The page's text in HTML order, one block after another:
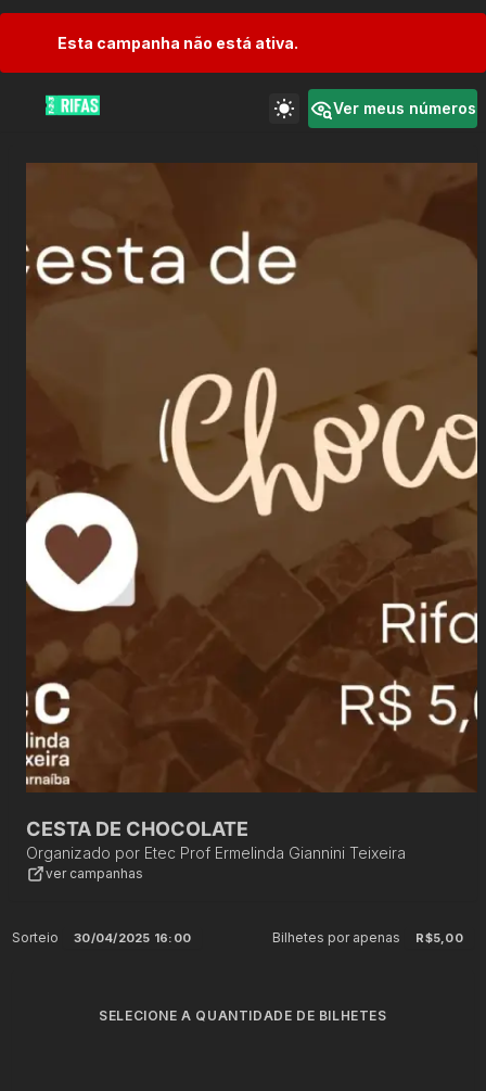
Esta campanha não está ativa.
Ver meus números
CESTA DE CHOCOLATE
Organizado por Etec Prof Ermelinda Giannini Teixeira
ver campanhas
Sorteio 30/04/2025 16:00 Bilhetes por apenas R$5,00
SELECIONE A QUANTIDADE DE BILHETES